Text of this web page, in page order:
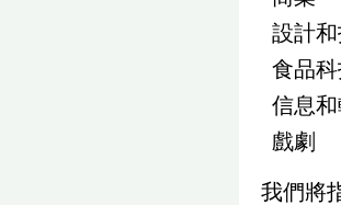
設計
食品
信息
戲劇
我們將